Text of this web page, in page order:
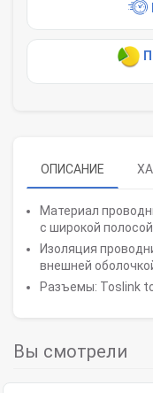
ОПИСАНИЕ
Материал
с широкой
Изоляция
внешней
Разъемы: Toslink
Вы смотрели